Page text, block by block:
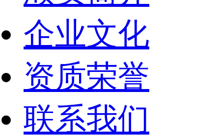
企业文化
资质荣誉
联系我们